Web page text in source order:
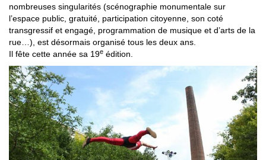
nombreuses singularités (scénographie monumentale sur
l’espace public, gratuité, participation citoyenne, son coté
transgressif et engagé, programmation de musique et d’arts de la
rue…), est désormais organisé tous les deux ans.
Il fête cette année sa 19e édition.